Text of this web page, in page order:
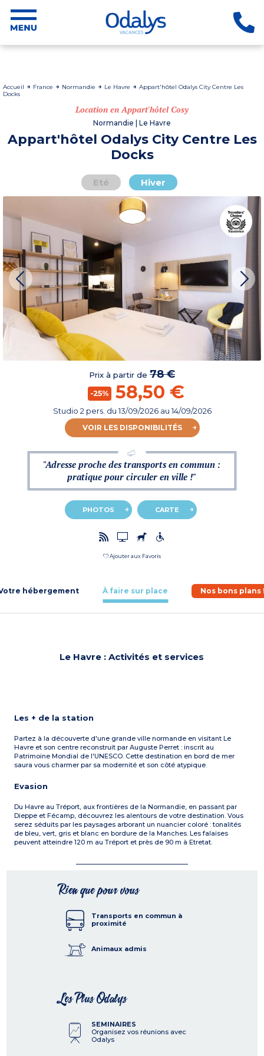
Accueil France Normandie Le Havre
Appart'hôtel Odalys City Centre Les
Docks
Location en Appart'hôtel Cosy
Normandie | Le Havre
Appart'hôtel Odalys City Centre Les
Docks
Eté Hiver
Prix à partir de 78 €
-25% 58,50 €
Studio 2 pers. du13/09/2026au 14/09/2026
VOIR LES DISPONIBILITÉS
"Adresse proche des transports en commun :
pratique pour circuler en ville !"
PHOTOS CARTE
Ajouter aux Favoris
hébergement À faire sur place Nos bons plans
Le Havre : Activités et services
Les + de la station
Partez à la découverte d'une grande ville normande en visitant Le
Havre et son centre reconstruit par Auguste Perret : inscrit au
Patrimoine Mondial de l'UNESCO. Cette destination en bord de mer
saura vous charmer par sa modernité et son côté atypique.
Evasion
Du Havre au Tréport, aux frontières de la Normandie, en passant par
Dieppe et Fécamp, découvrez les alentours de votre destination. Vous
serez séduits par les paysages arborant un nuancier coloré : tonalités
de bleu, vert, gris et blanc en bordure de la Manches. Les falaises
peuvent atteindre 120 m au Tréport et près de 90 m à Etretat.
Rien que pour vous
Transports en commun à
proximité
Animaux admis
Les Plus Odalys
SEMINAIRES
Organisez vos réunions avec
Odalys